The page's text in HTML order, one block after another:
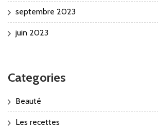
septembre 2023
juin 2023
Categories
Beauté
Les recettes